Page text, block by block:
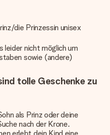
die Prinzessin unisex
leider nicht möglich um
sowie (andere)
tolle Geschenke zu
als Prinz oder deine
nach der Krone.